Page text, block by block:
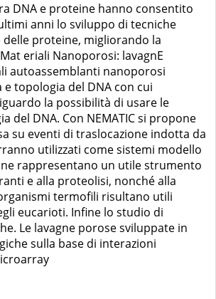
DNA e proteine hanno consentito
anni lo sviluppo di tecniche
delle proteine, migliorando la
eriali Nanoporosi: lavagnE
autoassemblanti nanoporosi
topologia del DNA con cui
la possibilità di usare le
DNA. Con NEMATIC si propone
su eventi di traslocazione indotta da
utilizzati come sistemi modello
rappresentano un utile strumento
e alla proteolisi, nonché alla
termofili risultano utili
eucarioti. Infine lo studio di
Le lavagne porose sviluppate in
sulla base di interazioni